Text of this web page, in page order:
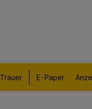
Trauer E-Paper